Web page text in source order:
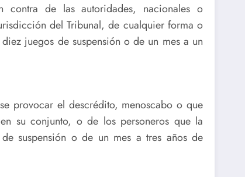
de las autoridades, nacionales o
del Tribunal, de cualquier forma o
juegos de suspensión o de un mes a un
provocar el descrédito, menoscabo o que
su conjunto, o de los personeros que la
suspensión o de un mes a tres años de